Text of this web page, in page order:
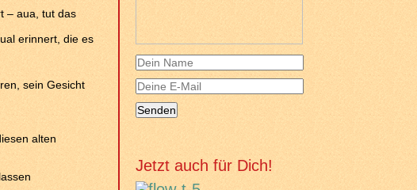
Jetzt auch für Dich!
– aua, tut das
erinnert, die es
sein Gesicht
alten